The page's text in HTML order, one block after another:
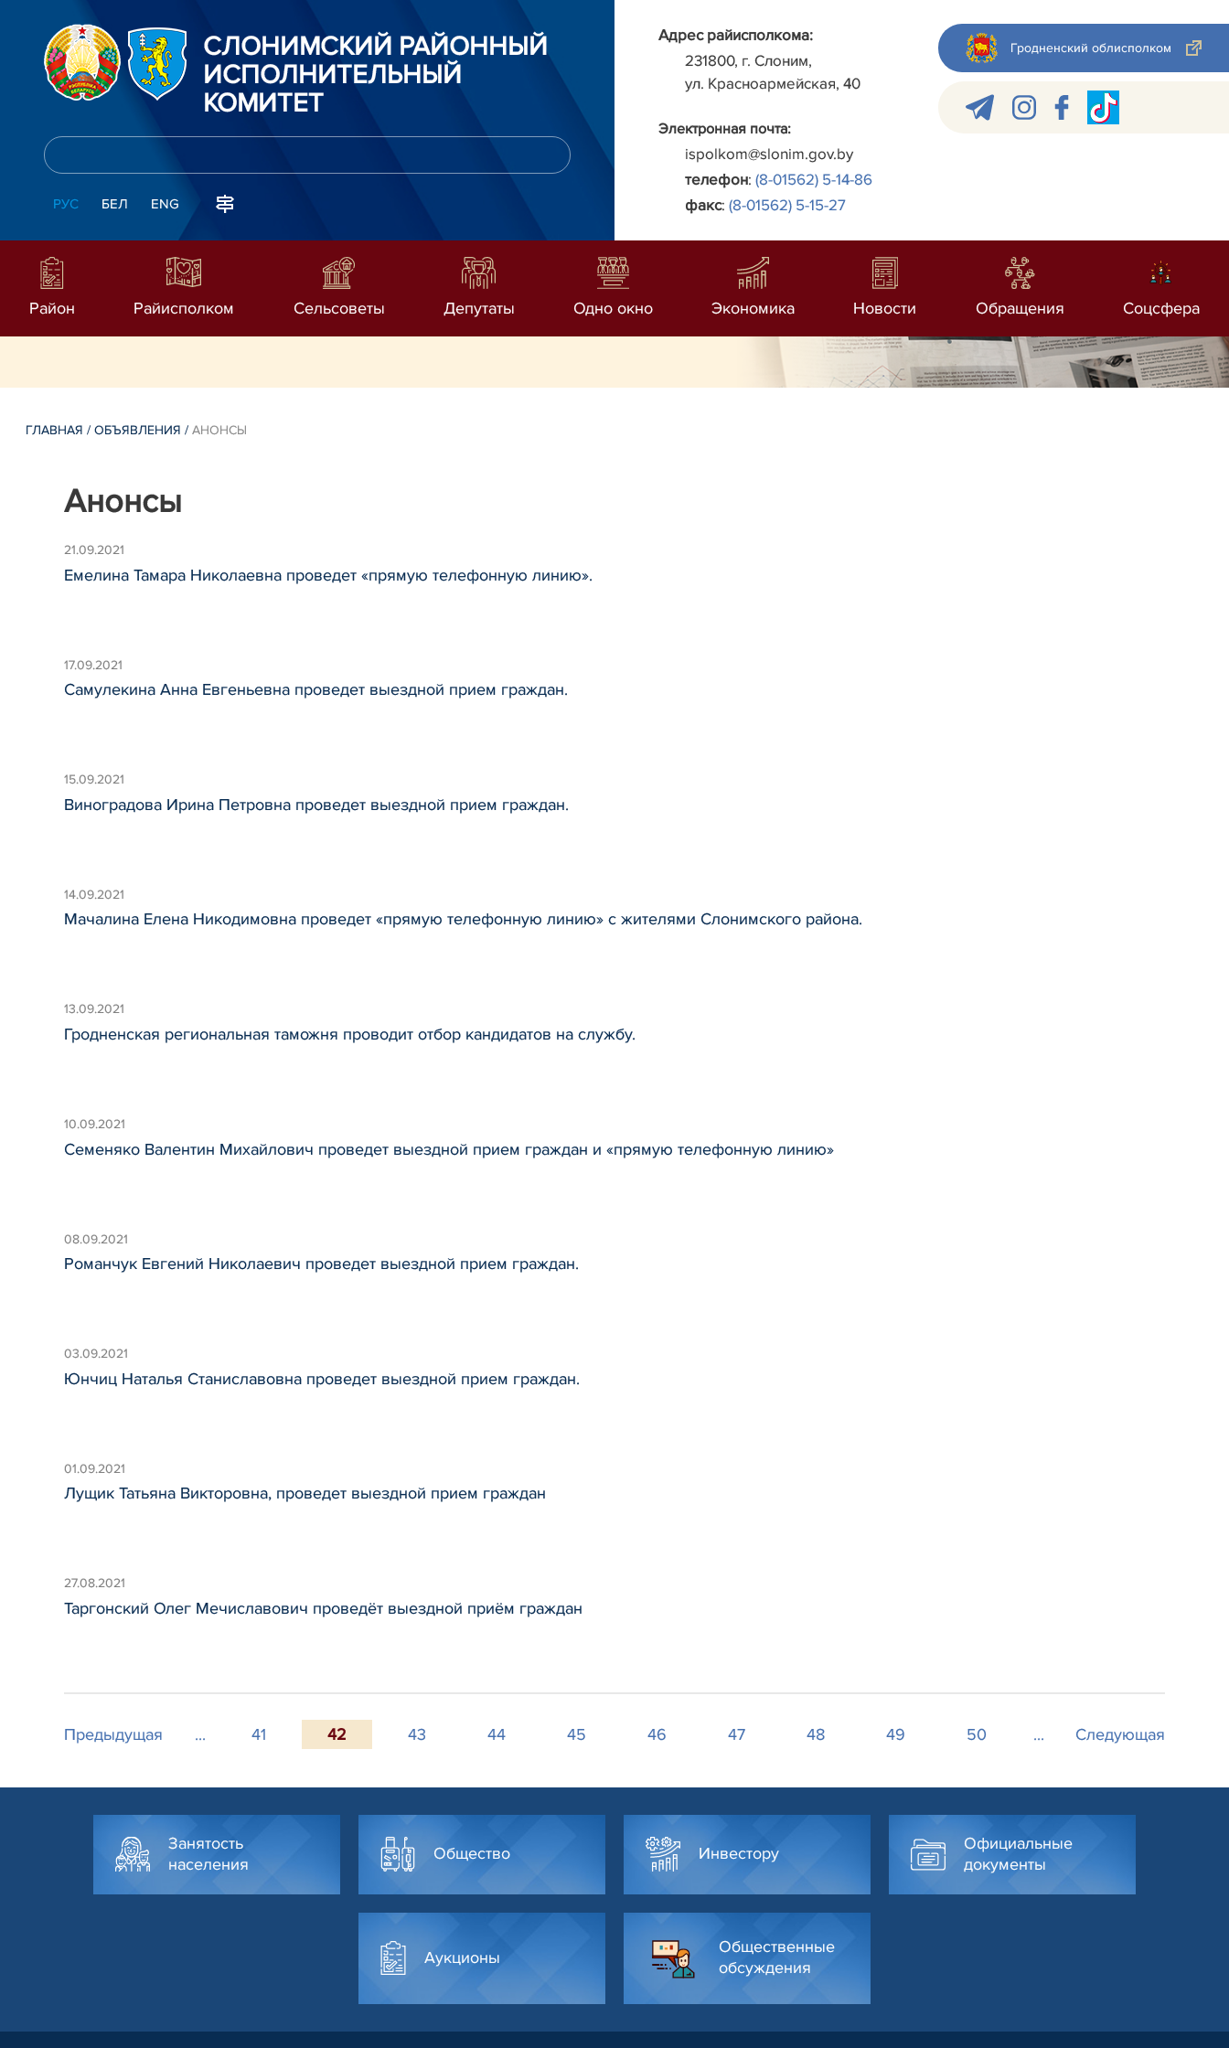
СЛОНИМСКИЙ РАЙОННЫЙ
ИСПОЛНИТЕЛЬНЫЙ
КОМИТЕТ
РУС БЕЛ ENG
Адрес райисполкома:
231800, г. Слоним,
ул. Красноармейская, 40
Электронная почта:
ispolkom@slonim.gov.by
телефон: (8-01562) 5-14-86
факс: (8-01562) 5-15-27
Гродненский облисполком
Район Райисполком Сельсоветы Депутаты Одно окно Экономика Новости Обращения Соцсфера
ГЛАВНАЯ /ОБЪЯВЛЕНИЯ /АНОНСЫ
Анонсы
21.09.2021
Емелина Тамара Николаевна проведет «прямую телефонную линию».
17.09.2021
Самулекина Анна Евгеньевна проведет выездной прием граждан.
15.09.2021
Виноградова Ирина Петровна проведет выездной прием граждан.
14.09.2021
Мачалина Елена Никодимовна проведет «прямую телефонную линию» с жителями Слонимского района.
13.09.2021
Гродненская региональная таможня проводит отбор кандидатов на службу.
10.09.2021
Семеняко Валентин Михайлович проведет выездной прием граждан и «прямую телефонную линию»
08.09.2021
Романчук Евгений Николаевич проведет выездной прием граждан.
03.09.2021
Юнчиц Наталья Станиславовна проведет выездной прием граждан.
01.09.2021
Лущик Татьяна Викторовна, проведет выездной прием граждан
27.08.2021
Таргонский Олег Мечиславович проведёт выездной приём граждан
Предыдущая ... 41 42 43 44 45 46 47 48 49 50 ... Следующая
Занятость
населения
Общество Инвестору
Официальные
документы
Аукционы
Общественные
обсуждения